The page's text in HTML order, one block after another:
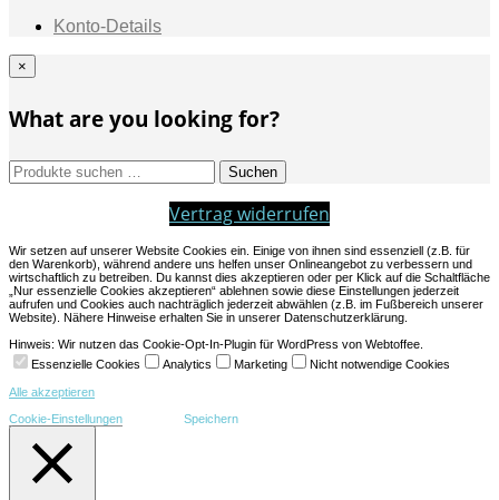
Konto-Details
×
What are you looking for?
Suchen
Suchen
Vertrag widerrufen
Wir setzen auf unserer Website Cookies ein. Einige von ihnen sind essenziell (z.B. für
den Warenkorb), während andere uns helfen unser Onlineangebot zu verbessern und
wirtschaftlich zu betreiben. Du kannst dies akzeptieren oder per Klick auf die Schaltfläche
„Nur essenzielle Cookies akzeptieren“ ablehnen sowie diese Einstellungen jederzeit
aufrufen und Cookies auch nachträglich jederzeit abwählen (z.B. im Fußbereich unserer
Website). Nähere Hinweise erhalten Sie in unserer Datenschutzerklärung.
Hinweis: Wir nutzen das Cookie-Opt-In-Plugin für WordPress von Webtoffee.
Essenzielle Cookies
Analytics Marketing Nicht notwendige Cookies
Alle akzeptieren
Cookie-Einstellungen
Speichern